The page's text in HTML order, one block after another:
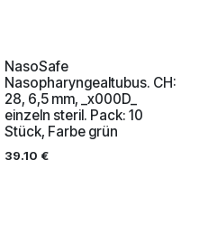
NasoSafe
Nasopharyngealtubus. CH:
28, 6,5 mm, _x000D_
einzeln steril. Pack: 10
Stück, Farbe grün
39.10 €